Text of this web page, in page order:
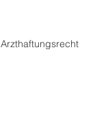
Arzthaftungsrecht